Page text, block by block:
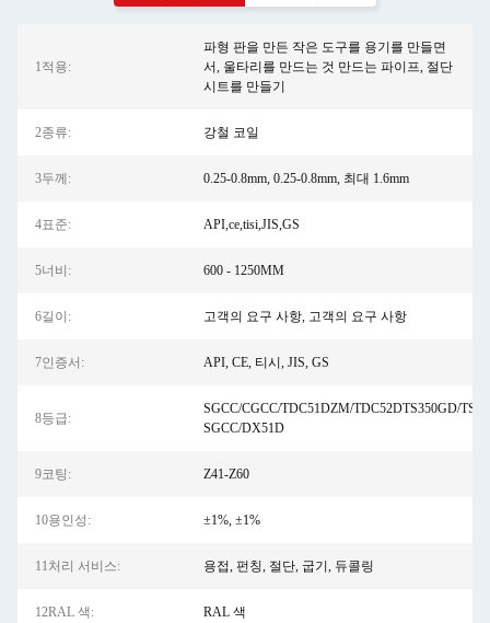
1적용:
파형 판을 만든 작은 도구를 용기를 만들면
서, 울타리를 만드는 것 만드는 파이프, 절단
시트를 만들기
2종류: 강철 코일
3두께: 0.25-0.8mm, 0.25-0.8mm, 최대 1.6mm
4표준: API,ce,tisi,JIS,GS
5너비: 600 - 1250MM
6길이: 고객의 요구 사항, 고객의 요구 사항
7인증서: API, CE, 티시, JIS, GS
8등급:
SGCC/CGCC/TDC51DZM/TDC52DTS350GD/
SGCC/DX51D
9코팅: Z41-Z60
10용인성: ±1%, ±1%
11처리 서비스: 용접, 펀칭, 절단, 굽기, 듀콜링
12RAL 색: RAL 색